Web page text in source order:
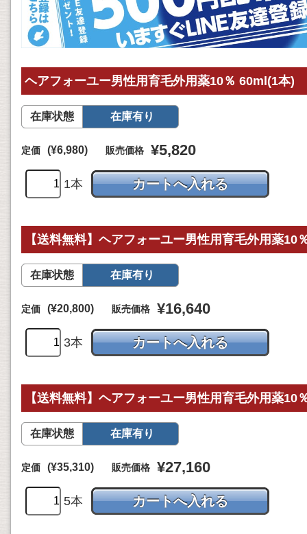
ヘアフォーユー男性用育毛外用薬10％ 60ml(1本)
在庫状態 在庫有り
定価 (¥6,980) 販売価格 ¥5,820
1本
【送料無料】ヘアフォーユー男性用育毛外用薬10
在庫状態 在庫有り
定価 (¥20,800) 販売価格 ¥16,640
3本
【送料無料】ヘアフォーユー男性用育毛外用薬10
在庫状態 在庫有り
定価 (¥35,310) 販売価格 ¥27,160
5本